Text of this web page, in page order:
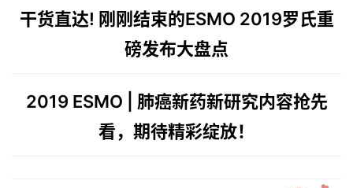
n干货直达! 刚刚结束的ESMO 2019罗氏重
磅发布大盘点
2019 ESMO | 肺癌新药新研究内容抢先
看，期待精彩绽放！